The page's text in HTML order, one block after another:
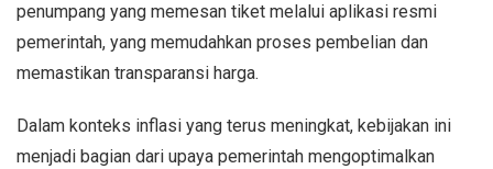
penumpang yang memesan tiket melalui aplikasi resmi
pemerintah, yang memudahkan proses pembelian dan
memastikan transparansi harga.
Dalam konteks inflasi yang terus meningkat, kebijakan ini
menjadi bagian dari upaya pemerintah mengoptimalkan